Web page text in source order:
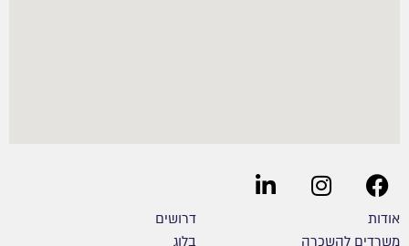
אודות
משרדים להשכרה
דרושים
בלוג